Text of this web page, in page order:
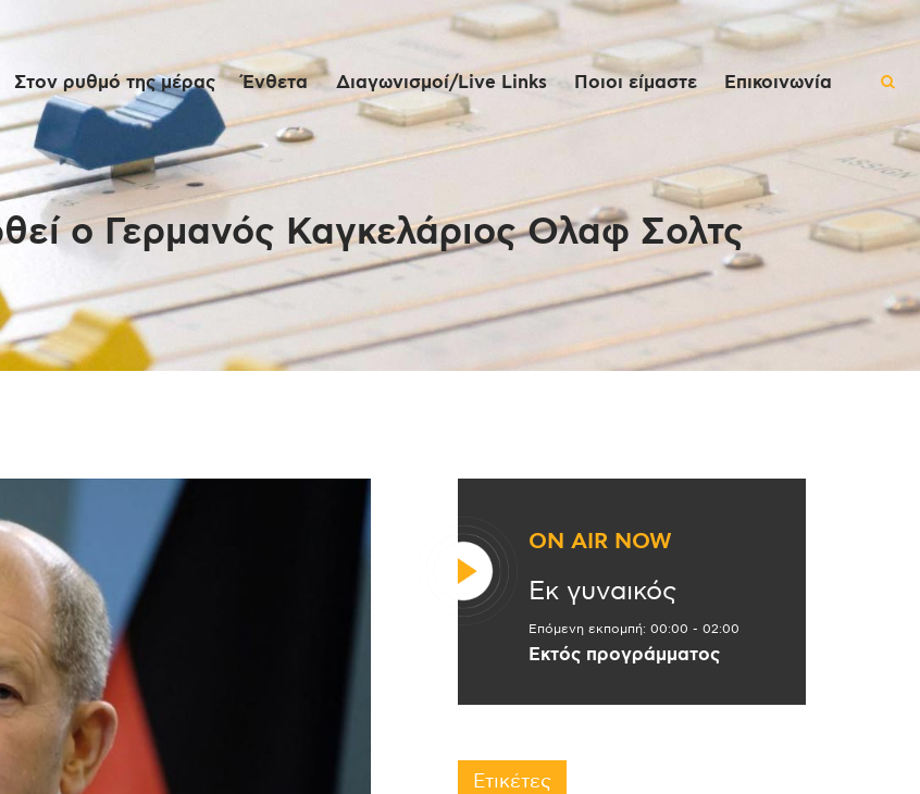
Στον ρυθμό της μέρας Ένθετα Διαγωνισμοί/Live Links Ποιοι είμαστε Επικοινωνία
ο Γερμανός Καγκελάριος Ολαφ Σολτς
ρυθμό της
Live
ON AIR NOW
Εκ γυναικός
Επόμενη εκπομπή: 00:00 - 02:00
Εκτός προγράμματος
Ετικέτες